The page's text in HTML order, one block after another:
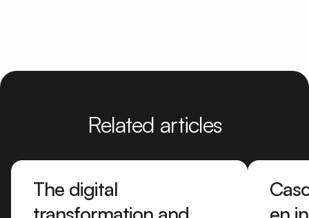
Related articles
The digital